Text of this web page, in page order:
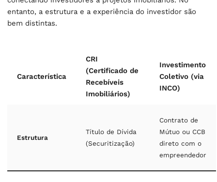
entanto, a estrutura e a experiência do investidor são
bem distintas.
Característica
CRI
(Certificado de
Recebíveis
Imobiliários)
Investimento
Coletivo (via
INCO)
Estrutura
Título de Dívida
(Securitização)
Contrato de
Mútuo ou CCB
direto com o
empreendedor